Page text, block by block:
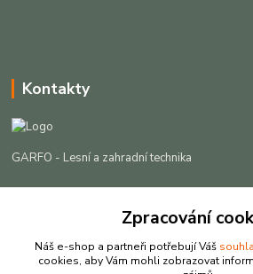
Kontakty
GARFO - Lesní a zahradní technika
+420 725 301 044
info@garfo.cz
Zpracování
Náš e-shop a partneři potřebují Váš
cookies, aby Vám mohli zobrazovat